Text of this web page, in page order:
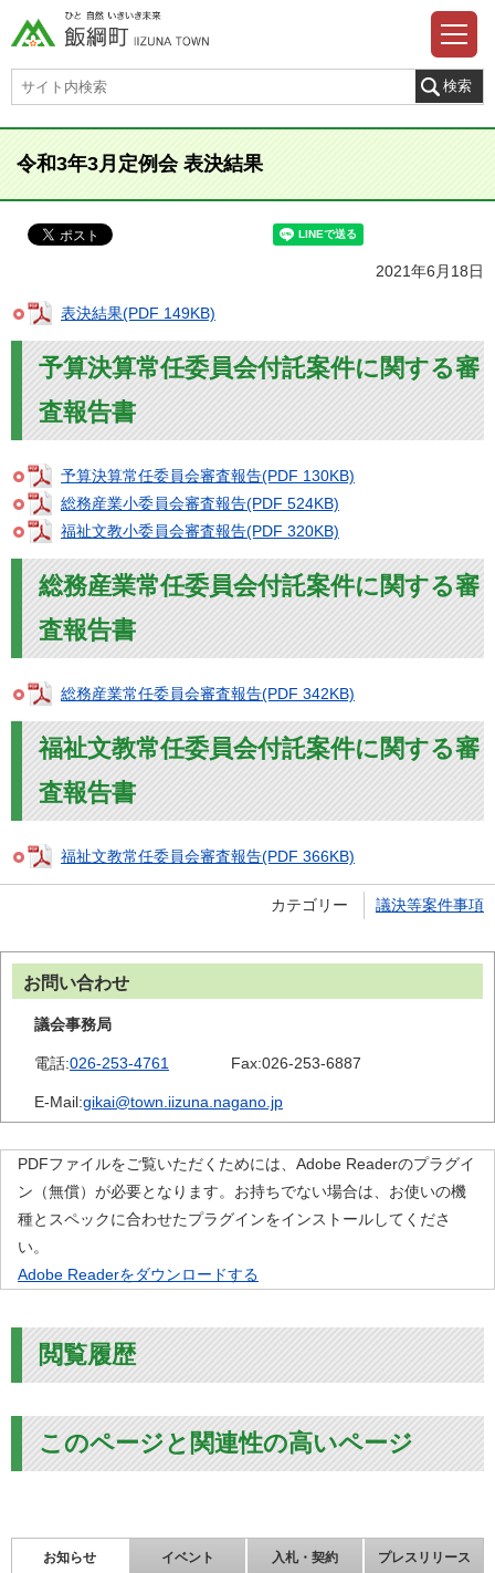
令和3年3月定例会 表決結果
2021年6月18日
表決結果(PDF 149KB)
予算決算常任委員会付託案件に関する審
査報告書
予算決算常任委員会審査報告(PDF 130KB)
総務産業小委員会審査報告(PDF 524KB)
福祉文教小委員会審査報告(PDF 320KB)
総務産業常任委員会付託案件に関する審
査報告書
総務産業常任委員会審査報告(PDF 342KB)
福祉文教常任委員会付託案件に関する審
査報告書
福祉文教常任委員会審査報告(PDF 366KB)
カテゴリー 議決等案件事項
お問い合わせ
議会事務局
電話:026-253-4761 Fax:026-253-6887
E-Mail:gikai@town.iizuna.nagano.jp
PDFファイルをご覧いただくためには、Adobe Readerのプラグイ
ン（無償）が必要となります。お持ちでない場合は、お使いの機
種とスペックに合わせたプラグインをインストールしてくださ
い。
Adobe Readerをダウンロードする
閲覧履歴
このページと関連性の高いページ
お知らせ イベント 入札・契約 プレスリリース